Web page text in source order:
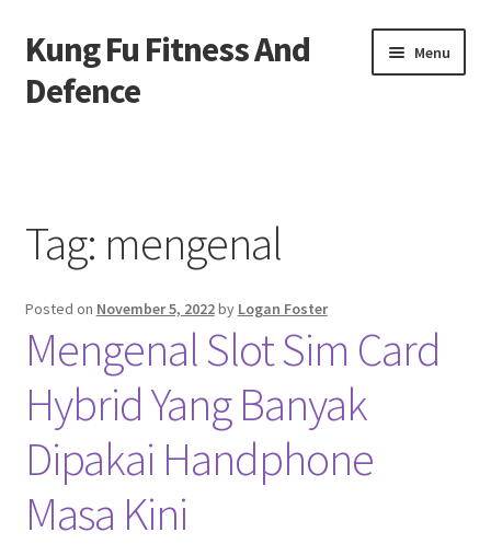
Skip
to
navigation
Skip
to
content
Kung Fu Fitness And
Defence
Menu
Contact us
Privacy Policy
Tag: mengenal
Posted on November 5, 2022by Logan Foster
Mengenal Slot Sim Card
Hybrid Yang Banyak
Dipakai Handphone
Masa Kini